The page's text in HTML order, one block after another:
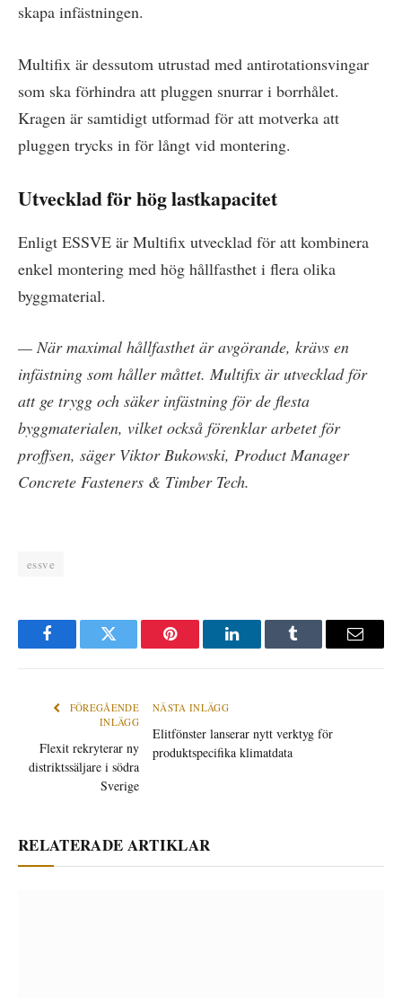
skapa infästningen.
Multifix är dessutom utrustad med antirotationsvingar
som ska förhindra att pluggen snurrar i borrhålet.
Kragen är samtidigt utformad för att motverka att
pluggen trycks in för långt vid montering.
Utvecklad för hög lastkapacitet
Enligt ESSVE är Multifix utvecklad för att kombinera
enkel montering med hög hållfasthet i flera olika
byggmaterial.
— När maximal hållfasthet är avgörande, krävs en
infästning som håller måttet. Multifix är utvecklad för
att ge trygg och säker infästning för de flesta
byggmaterialen, vilket också förenklar arbetet för
proffsen, säger Viktor Bukowski, Product Manager
Concrete Fasteners & Timber Tech.
essve
FacebookTwitter Pinterest LinkedInTumblr
E-
FÖREGÅENDE
INLÄGG
Flexit rekryterar ny
distriktssäljare i södra
Sverige
NÄSTA INLÄGG
Elitfönster lanserar nytt verktyg för
produktspecifika klimatdata
RELATERADE ARTIKLAR